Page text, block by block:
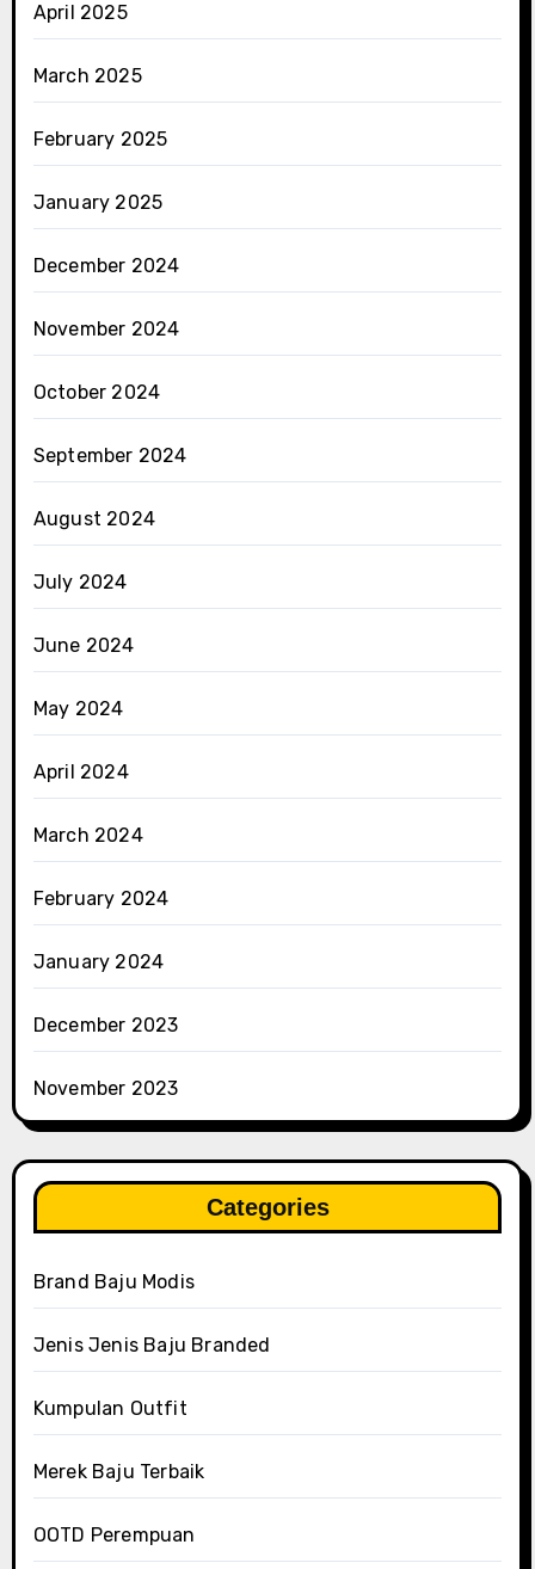
April 2025
March 2025
February 2025
January 2025
December 2024
November 2024
October 2024
September 2024
August 2024
July 2024
June 2024
May 2024
April 2024
March 2024
February 2024
January 2024
December 2023
November 2023
Categories
Brand Baju Modis
Jenis Jenis Baju Branded
Kumpulan Outfit
Merek Baju Terbaik
OOTD Perempuan